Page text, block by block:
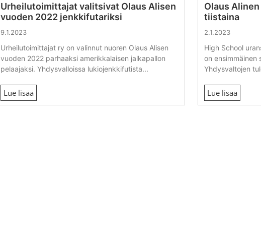
Urheilutoimittajat valitsivat Olaus Alisen
vuoden 2022 jenkkifutariksi
9.1.2023
Urheilutoimittajat ry on valinnut nuoren Olaus Alisen
vuoden 2022 parhaaksi amerikkalaisen jalkapallon
pelaajaksi. Yhdysvalloissa lukiojenkkifutista...
Lue lisää
Olaus
tiistaina
2.1.2023
High School
on ensimmäinen
Yhdysvaltojen
Lue lisää